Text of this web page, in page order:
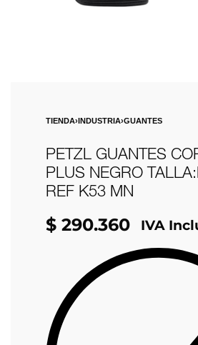
TIENDA›INDUSTRIA›GUANTES
PETZL GUANTES
PLUS NEGRO
REF K53 MN
$ 290.360 IVA